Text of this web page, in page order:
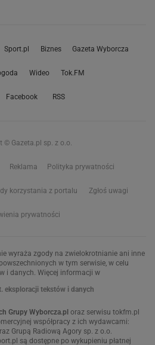
Sport.pl Biznes Gazeta Wyborcza
Wideo Tok.FM
Facebook RSS
© Gazeta.pl sp. z o.o.
Reklama Polityka prywatności
korzystania z portalu Zgłoś uwagi
prywatności
wyraża zgody na zwielokrotnianie ani inne
w tym serwisie, w celu
i danych. Więcej informacji w
eksploracji tekstów i danych
Grupy Wyborcza.pl oraz serwisu tokfm.pl
współpracy z ich wydawcami:
Grupą Radiową Agory sp. z o.o.
są dostępne po wykupieniu płatnej